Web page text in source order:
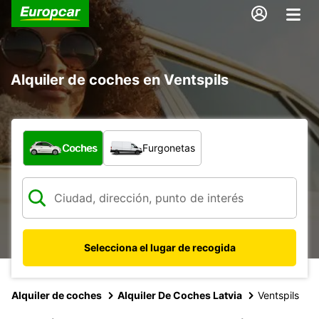
Alquiler de coches en Ventspils
¿Qué tipo de vehículo?
Coches Furgonetas
Selecciona el lugar de recogida
Alquiler de coches Alquiler De Coches Latvia Ventspils